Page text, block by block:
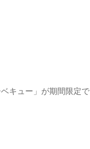
キュー」が期間限定